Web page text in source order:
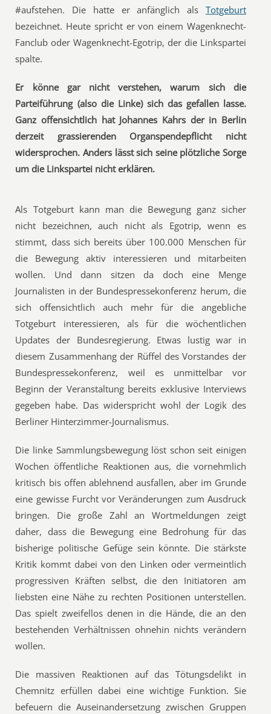
#aufstehen. Die hatte er anfänglich als Totgeburt
bezeichnet. Heute spricht er von einem Wagenknecht-
Fanclub oder Wagenknecht-Egotrip, der die Linkspartei
spalte.
Er könne gar nicht verstehen, warum sich die
Parteiführung (also die Linke) sich das gefallen lasse.
Ganz offensichtlich hat Johannes Kahrs der in Berlin
derzeit grassierenden Organspendepflicht nicht
widersprochen. Anders lässt sich seine plötzliche Sorge
um die Linkspartei nicht erklären.
Als Totgeburt kann man die Bewegung ganz sicher
nicht bezeichnen, auch nicht als Egotrip, wenn es
stimmt, dass sich bereits über 100.000 Menschen für
die Bewegung aktiv interessieren und mitarbeiten
wollen. Und dann sitzen da doch eine Menge
Journalisten in der Bundespressekonferenz herum, die
sich offensichtlich auch mehr für die angebliche
Totgeburt interessieren, als für die wöchentlichen
Updates der Bundesregierung. Etwas lustig war in
diesem Zusammenhang der Rüffel des Vorstandes der
Bundespressekonferenz, weil es unmittelbar vor
Beginn der Veranstaltung bereits exklusive Interviews
gegeben habe. Das widerspricht wohl der Logik des
Berliner Hinterzimmer-Journalismus.
Die linke Sammlungsbewegung löst schon seit einigen
Wochen öffentliche Reaktionen aus, die vornehmlich
kritisch bis offen ablehnend ausfallen, aber im Grunde
eine gewisse Furcht vor Veränderungen zum Ausdruck
bringen. Die große Zahl an Wortmeldungen zeigt
daher, dass die Bewegung eine Bedrohung für das
bisherige politische Gefüge sein könnte. Die stärkste
Kritik kommt dabei von den Linken oder vermeintlich
progressiven Kräften selbst, die den Initiatoren am
liebsten eine Nähe zu rechten Positionen unterstellen.
Das spielt zweifellos denen in die Hände, die an den
bestehenden Verhältnissen ohnehin nichts verändern
wollen.
Die massiven Reaktionen auf das Tötungsdelikt in
Chemnitz erfüllen dabei eine wichtige Funktion. Sie
befeuern die Auseinandersetzung zwischen Gruppen